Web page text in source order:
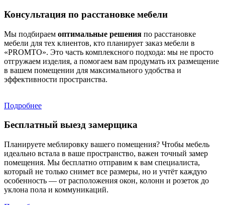
Консультация по расстановке мебели
Мы подбираем оптимальные решения по расстановке
мебели для тех клиентов, кто планирует заказ мебели в
«PROMTO». Это часть комплексного подхода: мы не просто
отгружаем изделия, а помогаем вам продумать их размещение
в вашем помещении для максимального удобства и
эффективности пространства.
Подробнее
Бесплатный выезд замерщика
Планируете меблировку вашего помещения? Чтобы мебель
идеально встала в ваше пространство, важен точный замер
помещения. Мы бесплатно отправим к вам специалиста,
который не только снимет все размеры, но и учтёт каждую
особенность — от расположения окон, колонн и розеток до
уклона пола и коммуникаций.